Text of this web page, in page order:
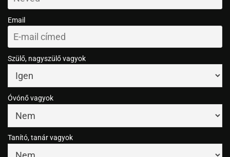
Email
Szülő, nagyszülő vagyok
Óvónő vagyok
Tanító, tanár vagyok